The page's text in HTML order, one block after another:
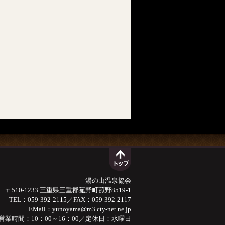
湯の山温泉協会
〒510-1233 三重県三重郡菰野町菰野8519-1
TEL：059-392-2115／FAX：059-392-2117
EMail： yunoyama@m3.cty-net.ne.jp
業時間：10：00～16：00／定休日：水曜日